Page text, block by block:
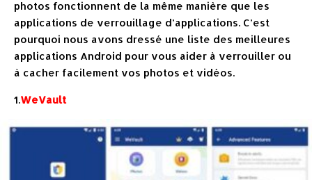
photos fonctionnent de la même manière que les
applications de verrouillage d’applications. C’est
pourquoi nous avons dressé une liste des meilleures
applications Android pour vous aider à verrouiller ou
à cacher facilement vos photos et vidéos.
1.WeVault